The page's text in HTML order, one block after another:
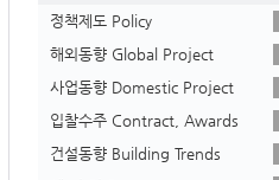
정책제도 Policy
해외동향 Global Project
사업동향 Domestic Project
입찰수주 Contract, Awards
건설동향 Building Trends